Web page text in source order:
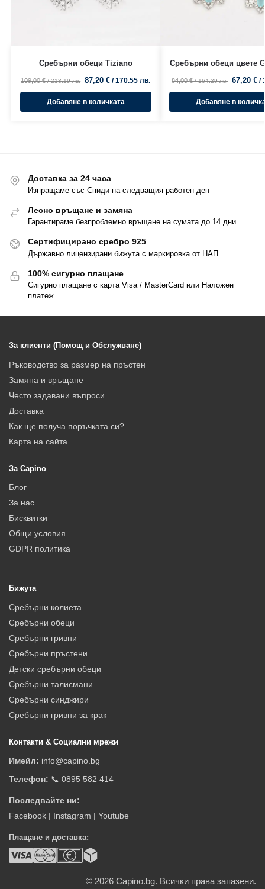
Сребърни обеци Tiziano
109,00€ / 213.19 лв. 87,20€ / 170.55 лв.
Добавяне в количката
Сребърни обеци цвете
84,00€ / 164.29 лв. 67,20€ /
Добавяне в
Доставка за 24 часа
Изпращаме със Спиди на следващия работен ден
Лесно връщане и замяна
Гарантираме безпроблемно връщане на сумата до 14 дни
Сертифицирано сребро 925
Държавно лицензирани бижута с маркировка от НАП
100% сигурно плащане
Сигурно плащане с карта Visa / MasterCard или Наложен
платеж
За клиенти (Помощ и Обслужване)
Ръководство за размер на пръстен
Замяна и връщане
Често задавани въпроси
Доставка
Как ще получа поръчката си?
Карта на сайта
За Capino
Блог
За нас
Бисквитки
Общи условия
GDPR политика
Бижута
Сребърни колиета
Сребърни обеци
Сребърни гривни
Сребърни пръстени
Детски сребърни обеци
Сребърни талисмани
Сребърни синджири
Сребърни гривни за крак
Контакти & Социални мрежи
Имейл: info@capino.bg
Телефон: 📞 0895 582 414
Последвайте ни:
Facebook | Instagram | Youtube
Плащане и доставка:
© 2026 Capino.bg. Всички права запазени.